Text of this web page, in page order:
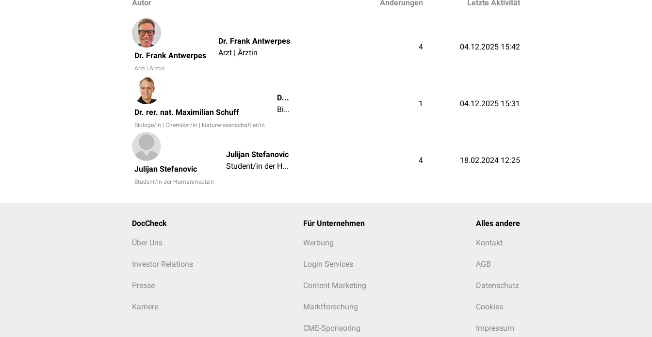
Autor Änderungen Letzte Aktivität
Dr. Frank Antwerpes
Arzt | Ärztin
Dr. Frank Antwerpes
Arzt | Ärztin
4 04.12.2025 15:42
Dr. rer. nat. Maximilian Schuff
Biologe/in | Chemiker/in | Naturwissenschaftler/in
Dr. rer. nat. Maximilian Schuff
Biologe/in | Chemiker/in | Naturwissenschaftler/in
1 04.12.2025 15:31
Julijan Stefanovic
Student/in der Humanmedizin
Julijan Stefanovic
Student/in der Humanmedizin
4 18.02.2024 12:25
DocCheck
Über Uns
Investor Relations
Presse
Karriere
Für Unternehmen
Werbung
Login Services
Content Marketing
Marktforschung
CME-Sponsoring
Alles andere
Kontakt
AGB
Datenschutz
Cookies
Impressum